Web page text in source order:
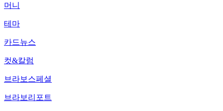
머니
테마
카드뉴스
컷&칼럼
브라보스페셜
브라보리포트